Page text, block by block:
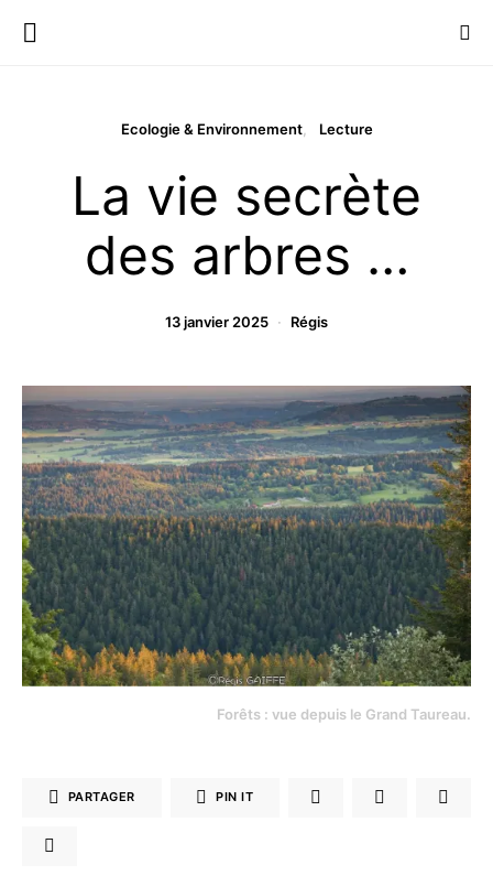
Ecologie & Environnement Lecture
La vie secrète
des arbres …
13 janvier 2025 Régis
Forêts : vue depuis le Grand Taureau.
PARTAGER PIN IT